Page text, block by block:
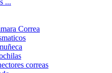
...
Correa
correas